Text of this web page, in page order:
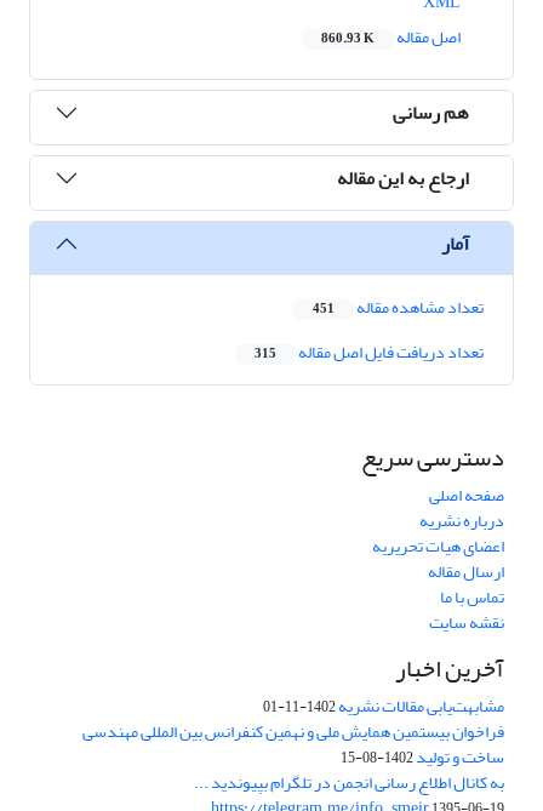
اصل مقاله
860.93 K
هم رسانی
ارجاع به این مقاله
آمار
تعداد مشاهده مقاله 451
تعداد دریافت فایل اصل مقاله 315
دسترسی سریع
صفحه اصلی
درباره نشریه
اعضای هیات تحریریه
ارسال مقاله
تماس با ما
نقشه سایت
آخرین اخبار
مشابهت‌یابی مقالات نشریه1402-11-01
فراخوان بیستمین همایش ملی و نهمین کنفرانس بین المللی مهندسی
ساخت و تولید1402-08-15
به کانال اطلاع رسانی انجمن در تلگرام بپیوندید ...